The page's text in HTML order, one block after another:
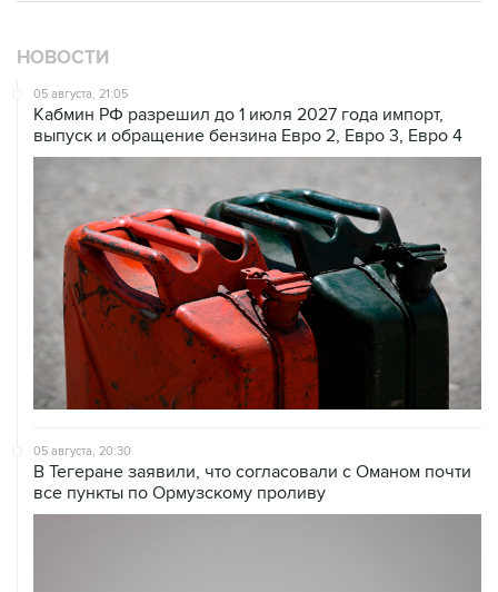
НОВОСТИ
05 августа, 21:05
Кабмин РФ разрешил до 1 июля 2027 года импорт,
выпуск и обращение бензина Евро 2, Евро 3, Евро 4
05 августа, 20:30
В Тегеране заявили, что согласовали с Оманом почти
все пункты по Ормузскому проливу